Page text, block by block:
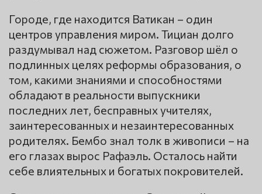
Городе, где находится Ватикан – один
центров управления миром. Тициан долго
раздумывал над сюжетом. Разговор шёл о
подлинных целях реформы образования, о
том, какими знаниями и способностями
обладают в реальности выпускники
последних лет, бесправных учителях,
заинтересованных и незаинтересованных
родителях. Бембо знал толк в живописи – на
его глазах вырос Рафаэль. Осталось найти
себе влиятельных и богатых покровителей.